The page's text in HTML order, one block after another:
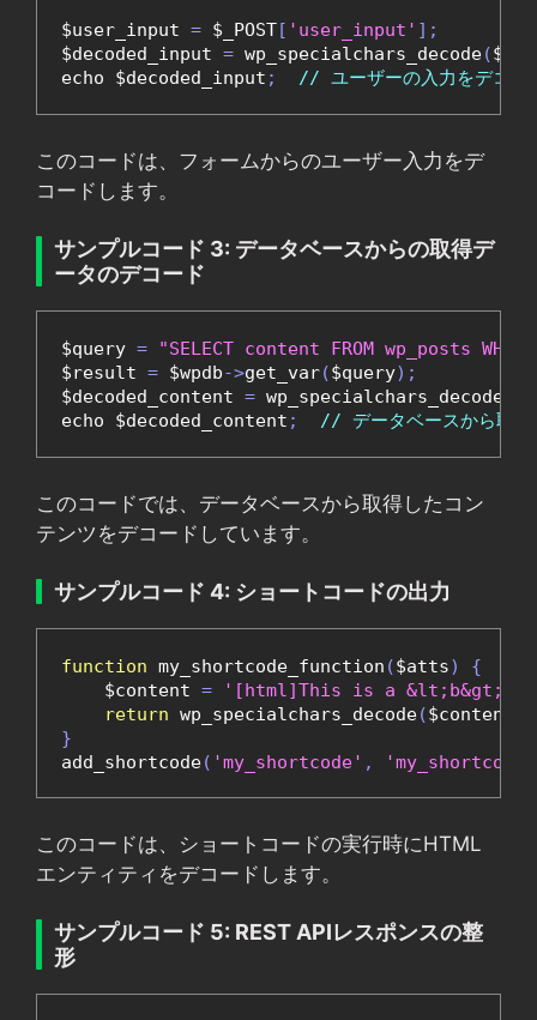
$user_input = $_POST[ 'user_input' ];
$decoded_input = wp_specialchars_decode(
echo $decoded_input ; // ユーザーの入力をデコー
このコードは、フォームからのユーザー入力をデ
コードします。
サンプルコード 3: データベースからの取得デ
ータのデコード
$query =
"SELECT content FROM wp_posts
$result = $wpdb->get_var($query);
$decoded_content = wp_specialchars_decode
echo $decoded_content ; // データベースから取得
このコードでは、データベースから取得したコン
テンツをデコードしています。
サンプルコード 4: ショートコードの出力
function my_shortcode_function ($atts)
{
    $content
=
'[html]This is a
return wp_specialchars_decode($content
}
add_shortcode( 'my_shortcode' ,
このコードは、ショートコードの実行時にHTML
エンティティをデコードします。
サンプルコード 5: REST APIレスポンスの整
形